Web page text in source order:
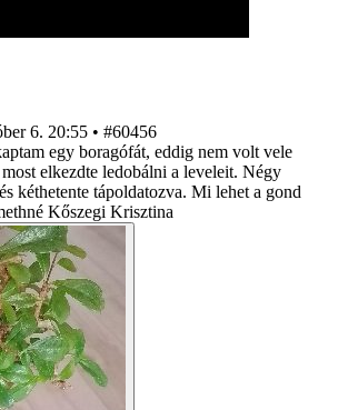
6. 20:55 • #60456
egy boragófát, eddig nem volt vele
elkezdte ledobálni a leveleit. Négy
kéthetente tápoldatozva. Mi lehet a gond
Kőszegi Krisztina